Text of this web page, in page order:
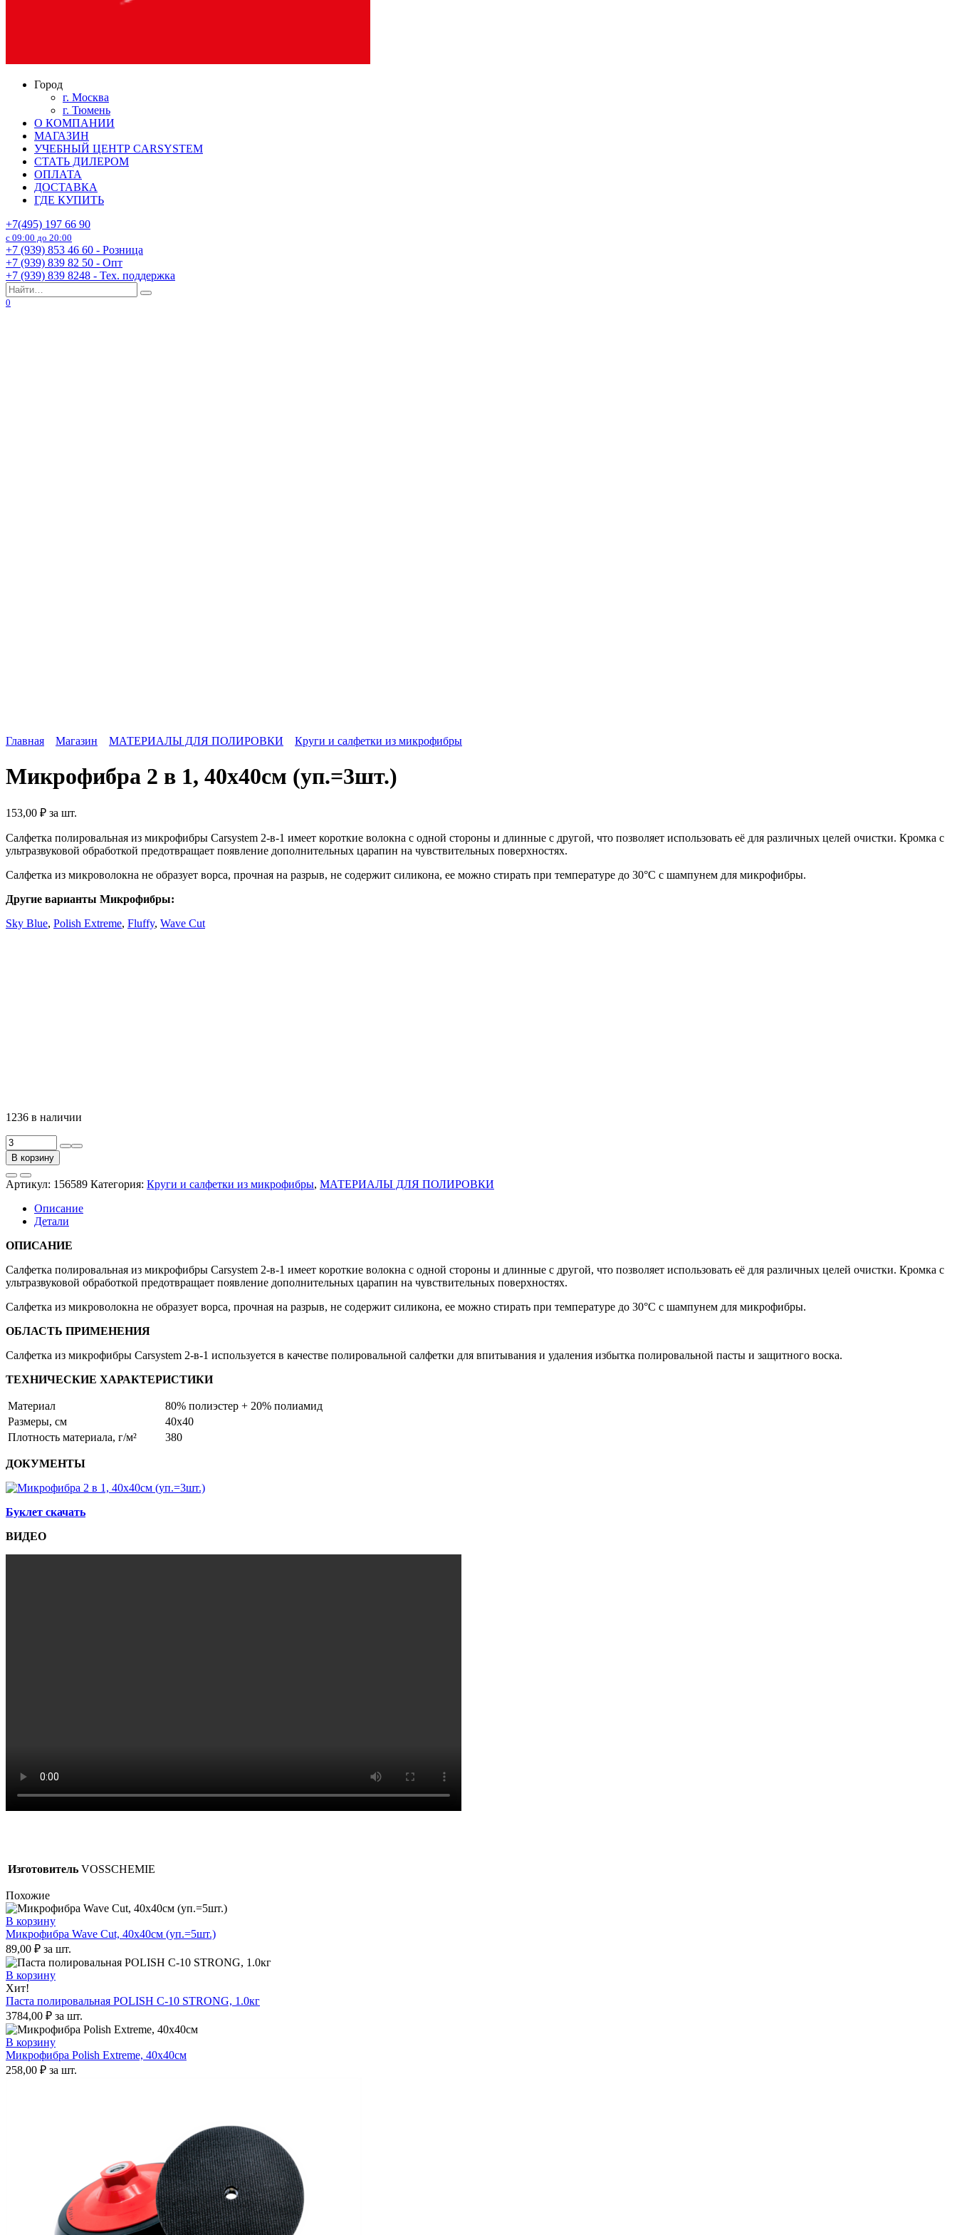
Город
г. Москва
г. Тюмень
О КОМПАНИИ
МАГАЗИН
УЧЕБНЫЙ ЦЕНТР CARSYSTEM
СТАТЬ ДИЛЕРОМ
ОПЛАТА
ДОСТАВКА
ГДЕ КУПИТЬ
+7(495) 197 66 90
с 09:00 до 20:00
+7 (939) 853 46 60 - Розница
+7 (939) 839 82 50 - Опт
+7 (939) 839 8248 - Тех. поддержка
Search
for:
0
Главная Магазин МАТЕРИАЛЫ ДЛЯ ПОЛИРОВКИ Круги и салфетки из микрофибры
Микрофибра 2 в 1, 40x40см (уп.=3шт.)
153,00 ₽ за шт.
Салфетка полировальная из микрофибры Carsystem 2-в-1 имеет короткие волокна с одной стороны и длинные с другой, что позволяет использовать её для различных целей очистки. Кромка с
ультразвуковой обработкой предотвращает появление дополнительных царапин на чувствительных поверхностях.
Салфетка из микроволокна не образует ворса, прочная на разрыв, не содержит силикона, ее можно стирать при температуре до 30°C с шампунем для микрофибры.
Другие варианты Микрофибры:
Sky Blue, Polish Extreme, Fluffy, Wave Cut
1236 в наличии
Количество
товара
Микрофибра
2
в
40x40см
(уп.=3шт.)
В корзину
Артикул: 156589 Категория: Круги и салфетки из микрофибры, МАТЕРИАЛЫ ДЛЯ ПОЛИРОВКИ
Описание
Детали
ОПИСАНИЕ
Салфетка полировальная из микрофибры Carsystem 2-в-1 имеет короткие волокна с одной стороны и длинные с другой, что позволяет использовать её для различных целей очистки. Кромка с
ультразвуковой обработкой предотвращает появление дополнительных царапин на чувствительных поверхностях.
Салфетка из микроволокна не образует ворса, прочная на разрыв, не содержит силикона, ее можно стирать при температуре до 30°C с шампунем для микрофибры.
ОБЛАСТЬ ПРИМЕНЕНИЯ
Салфетка из микрофибры Carsystem 2-в-1 используется в качестве полировальной салфетки для впитывания и удаления избытка полировальной пасты и защитного воска.
ТЕХНИЧЕСКИЕ ХАРАКТЕРИСТИКИ
Материал
80% полиэстер + 20% полиамид
Размеры, см
40х40
Плотность материала, г/м²
380
ДОКУМЕНТЫ
Буклет скачать
ВИДЕО
Изготовитель VOSSCHEMIE
Похожие
В корзину
Микрофибра Wave Cut, 40х40см (уп.=5шт.)
89,00 ₽ за шт.
В корзину
Хит!
Паста полировальная POLISH C-10 STRONG, 1.0кг
3784,00 ₽ за шт.
В корзину
Микрофибра Polish Extreme, 40х40см
258,00 ₽ за шт.